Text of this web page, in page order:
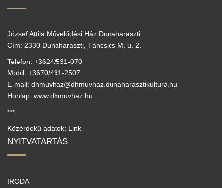
József Attila Művelődési Ház Dunaharaszti
Cím: 2330 Dunaharaszti, Táncsics M. u. 2.
Telefon: +3624/531-070
Mobil: +3670/491-2507
E-mail: dhmuvhaz@dhmuvhaz.dunaharasztikultura.hu
Honlap: www.dhmuvhaz.hu
***
Közérdekű adatok: Link
NYITVATARTÁS
IRODA